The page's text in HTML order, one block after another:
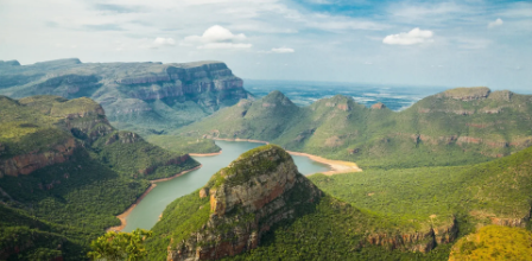
Zzp'ers internationaal onboarden en beheren
PEO
Ingewikkelde HR-taken eenvoudig uitbesteden
INFRASTRUCTUUR
Remote Embedded
HR naadloos in workflows integreren
GROEIFASE
Start-ups
Flexibele global HR en payroll solutions voor groeiende
bedrijven
Mid-market
Teams uitbreiden met HR solutions op maat
Betalingscalculator voor zzp'ers
Ontdek valuta-opties en betaalsnelheden voor
internationale zzp'ers
LEREN MET REMOTE
Onderzoek en gidsen
Casestudy's
Français
Deutsch
Español
Inloggen